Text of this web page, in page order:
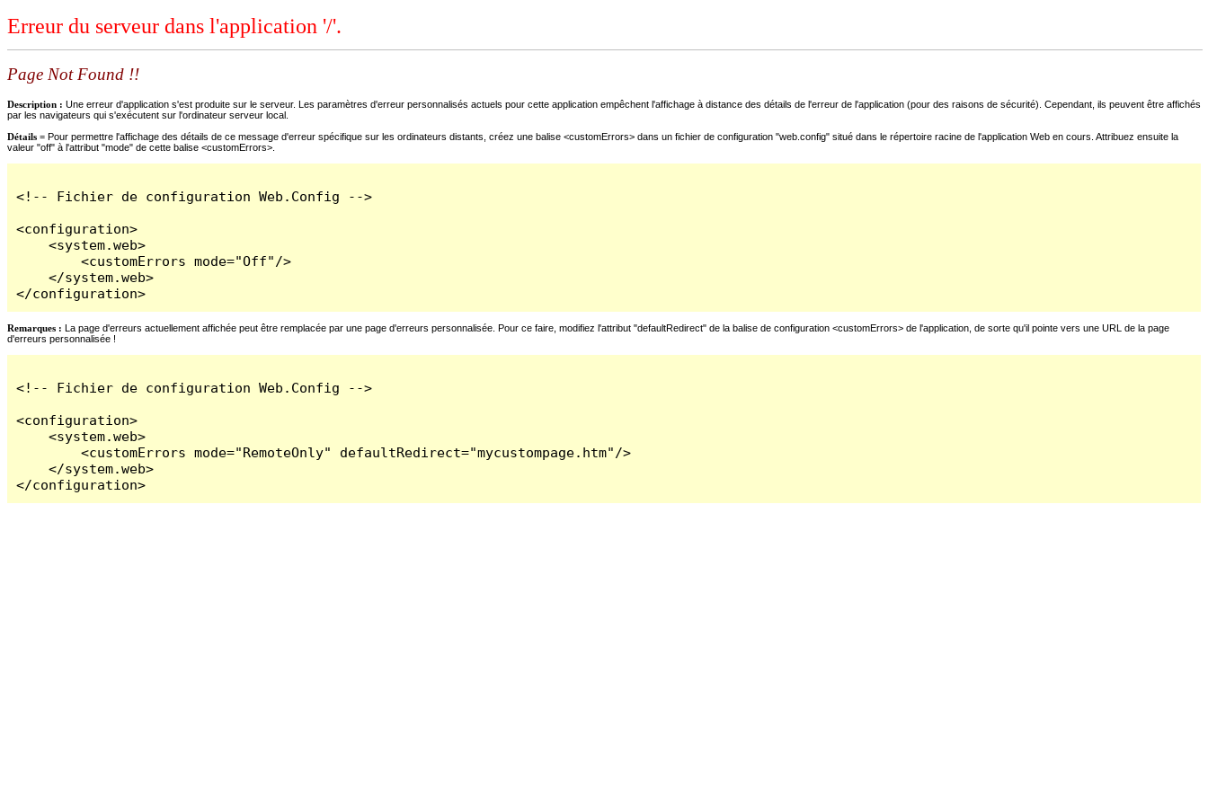
Erreur du serveur dans l'application '/'.
Page Not Found !!
Description : Une erreur d'application s'est produite sur le serveur. Les paramètres d'erreur personnalisés actuels pour cette application empêchent l'affichage à distance des détails de l'erreur de l'application (pour des raisons de sécurité). Cependant, ils peuvent être affichés
par les navigateurs qui s'exécutent sur l'ordinateur serveur local.
Détails = Pour permettre l'affichage des détails de ce message d'erreur spécifique sur les ordinateurs distants, créez une balise <customErrors> dans un fichier de configuration "web.config" situé dans le répertoire racine de l'application Web en cours. Attribuez ensuite la
valeur "off" à l'attribut "mode" de cette balise <customErrors>.
<!-- Fichier de configuration Web.Config -->
<configuration>
    <system.web>
        <customErrors mode="Off"/>
    </system.web>
</configuration>
Remarques : La page d'erreurs actuellement affichée peut être remplacée par une page d'erreurs personnalisée. Pour ce faire, modifiez l'attribut "defaultRedirect" de la balise de configuration <customErrors> de l'application, de sorte qu'il pointe vers une URL de la page
d'erreurs personnalisée !
<!-- Fichier de configuration Web.Config -->
<configuration>
    <system.web>
        <customErrors mode="RemoteOnly" defaultRedirect="mycustompage.htm"/>
    </system.web>
</configuration>